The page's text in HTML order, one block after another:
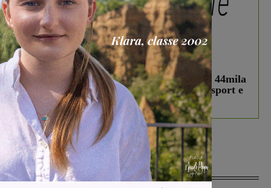
In vetrina 3 Agosto 2026
Estra Notizie agosto: Smart Cities, oltre 44mila
studenti coinvolti, torna il bando per lo sport e
debutta il podcast Estrair
Più lette